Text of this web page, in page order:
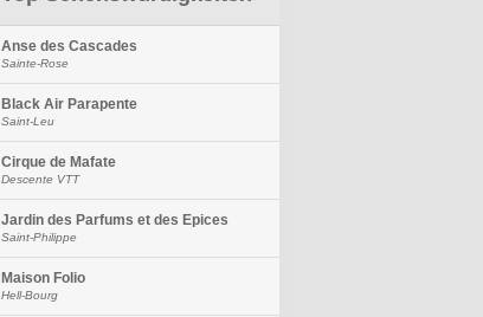
Anse des Cascades
Sainte-Rose
Black Air Parapente
Saint-Leu
Cirque de Mafate
Descente VTT
Jardin des Parfums et des Epices
Saint-Philippe
Maison Folio
Hell-Bourg